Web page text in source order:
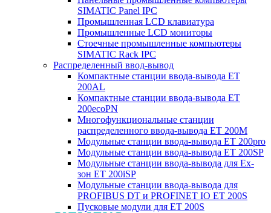
SIMATIC Panel IPC
Промышленная LCD клавиатура
Промышленные LCD мониторы
Стоечные промышленные компьютеры
SIMATIC Rack IPC
Распределенный ввод-вывод
Компактные станции ввода-вывода ET
200AL
Компактные станции ввода-вывода ET
200ecoPN
Многофункциональные станции
распределенного ввода-вывода ET 200M
Модульные станции ввода-вывода ET 200pro
Модульные станции ввода-вывода ET 200SP
Модульные станции ввода-вывода для Ex-
зон ET 200iSP
Модульные станции ввода-вывода для
PROFIBUS DT и PROFINET IO ET 200S
Пусковые модули для ET 200S